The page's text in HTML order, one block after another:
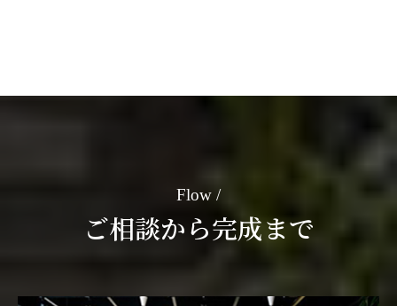
Flow
ご相談から完成まで